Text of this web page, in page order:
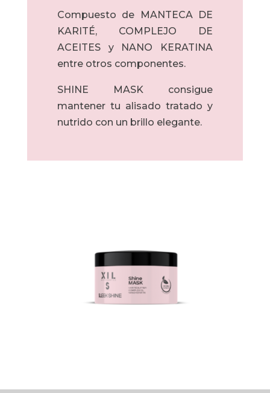
Compuesto de MANTECA DE
KARITÉ, COMPLEJO DE
ACEITES y NANO KERATINA
entre otros componentes.
SHINE MASK consigue
mantener tu alisado tratado y
nutrido con un brillo elegante.